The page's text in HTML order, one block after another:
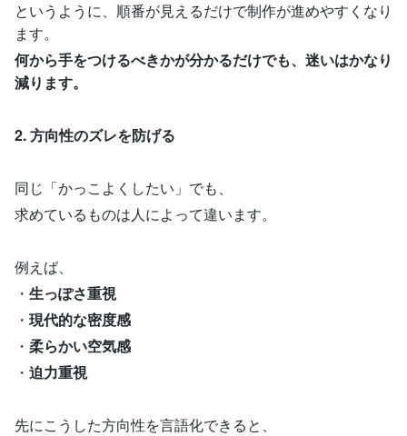
というように、順番が見えるだけで制作が進めやすくなり
ます。
何から手をつけるべきかが分かるだけでも、迷いはかなり
減ります。
2. 方向性のズレを防げる
同じ「かっこよくしたい」でも、
求めているものは人によって違います。
例えば、
・ 生っぽさ重視
・ 現代的な密度感
・ 柔らかい空気感
・ 迫力重視
先にこうした方向性を言語化できると、